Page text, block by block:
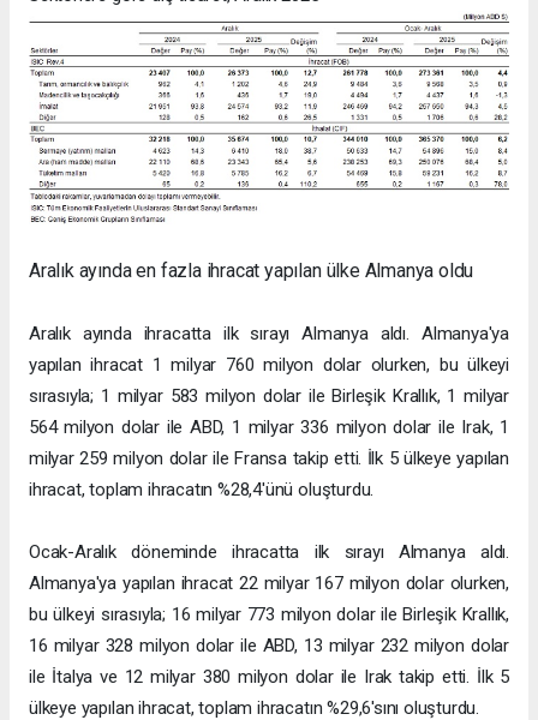
Aralık ayında en fazla ihracat yapılan ülke Almanya oldu
Aralık ayında ihracatta ilk sırayı Almanya aldı. Almanya'ya
yapılan ihracat 1 milyar 760 milyon dolar olurken, bu ülkeyi
sırasıyla; 1 milyar 583 milyon dolar ile Birleşik Krallık, 1 milyar
564 milyon dolar ile ABD, 1 milyar 336 milyon dolar ile Irak, 1
milyar 259 milyon dolar ile Fransa takip etti. İlk 5 ülkeye yapılan
ihracat, toplam ihracatın %28,4'ünü oluşturdu.
Ocak-Aralık döneminde ihracatta ilk sırayı Almanya aldı.
Almanya'ya yapılan ihracat 22 milyar 167 milyon dolar olurken,
bu ülkeyi sırasıyla; 16 milyar 773 milyon dolar ile Birleşik Krallık,
16 milyar 328 milyon dolar ile ABD, 13 milyar 232 milyon dolar
ile İtalya ve 12 milyar 380 milyon dolar ile Irak takip etti. İlk 5
ülkeye yapılan ihracat, toplam ihracatın %29,6'sını oluşturdu.